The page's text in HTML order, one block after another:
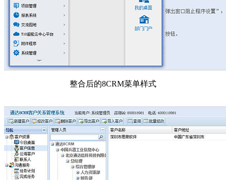
整合后的8CRM菜单样式